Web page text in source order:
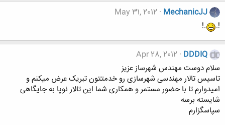
MechanicJJ
May 31, 2012
!.
.!
DDDIQ
Apr 28, 2012
سلام دوست مهندس شهرساز عزیز
تاسیس تالار مهندسی شهرسازی رو خدمتتون تبریک عرض میکنم و
امیدوارم تا با حضور مستمر و همکاری شما این تالار نوپا به جایگاهی
شایسته برسه
سپاسگزارم